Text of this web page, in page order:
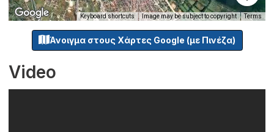
Keyboard shortcuts Image may be subject to copyright Terms
Άνοιγμα στους Χάρτες Google (με Πινέζα)
Video